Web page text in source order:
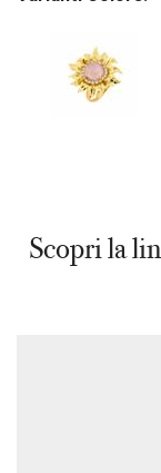
Scopri la